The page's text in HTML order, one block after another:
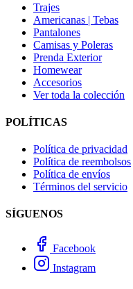
Trajes
Americanas | Tebas
Pantalones
Camisas y Poleras
Prenda Exterior
Homewear
Accesorios
Ver toda la colección
POLÍTICAS
Política de privacidad
Política de reembolsos
Política de envíos
Términos del servicio
SÍGUENOS
Facebook
Instagram